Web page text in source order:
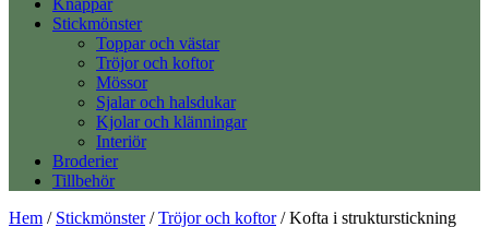
Knappar
Stickmönster
Toppar och västar
Tröjor och koftor
Mössor
Sjalar och halsdukar
Kjolar och klänningar
Interiör
Broderier
Tillbehör
Hem / Stickmönster/Tröjor och koftor/ Kofta i strukturstickning